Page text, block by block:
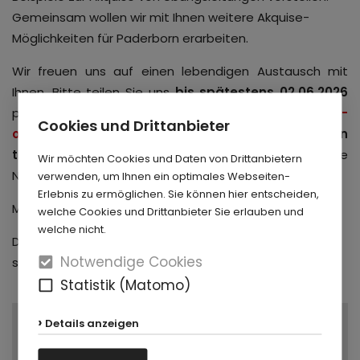
Cookies und Drittanbieter
Wir möchten Cookies und Daten von Drittanbietern
verwenden, um Ihnen ein optimales Webseiten-
Erlebnis zu ermöglichen. Sie können hier entscheiden,
welche Cookies und Drittanbieter Sie erlauben und
welche nicht.
Notwendige Cookies
Statistik (Matomo)
Details anzeigen
Gemeinsam wollen wir mit Ihnen weitere Akquise-
Möglichkeiten für Paderborn erarbeiten.
Wir freuen uns auf einen lebendigen Austausch mit
Ihnen. Bitte teilen Sie unsbis spätestens 02.06.2026
per E-Mail an 📧
stadtsportverband-paderborn@t-
online.demit, mit wie vielen Personen Ihre Institution
teilnehmen wird. Schreiben Sie bitte zusätzlich die
Namen der Teilnehmenden dazu. Vielen Dank!
Mit sportlichen Grüßen
Dr. Nicole Satzinger & Lena Wobbe
stv. Vorsitzende Stadtsportverband Paderborn e. V.